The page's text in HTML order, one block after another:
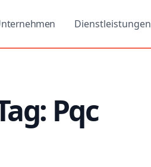
Dienstleistungen
Pqc